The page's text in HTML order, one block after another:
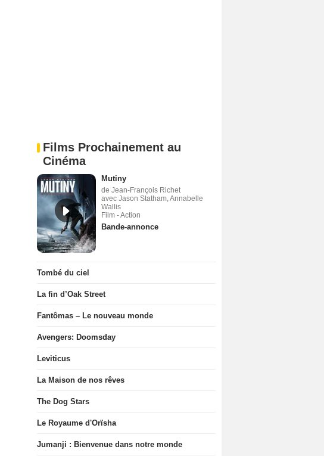
Films Prochainement au
Cinéma
Mutiny
de Jean-François Richet
avec Jason Statham, Annabelle
Wallis
Film - Action
Bande-annonce
Tombé du ciel
La fin d’Oak Street
Fantômas – Le nouveau monde
Avengers: Doomsday
Leviticus
La Maison de nos rêves
The Dog Stars
Le Royaume d'Orïsha
Jumanji : Bienvenue dans notre monde